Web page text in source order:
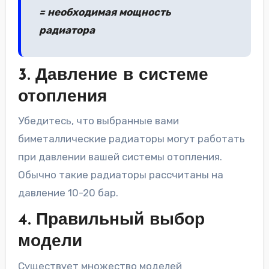
= необходимая мощность
радиатора
3. Давление в системе
отопления
Убедитесь, что выбранные вами
биметаллические радиаторы могут работать
при давлении вашей системы отопления.
Обычно такие радиаторы рассчитаны на
давление 10-20 бар.
4. Правильный выбор
модели
Существует множество моделей